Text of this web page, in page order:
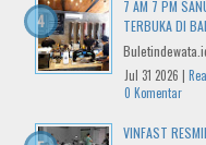
7 AM 7 PM
TERBUKA DI
Jul 31 2026 |
0 Komentar
VINFAST